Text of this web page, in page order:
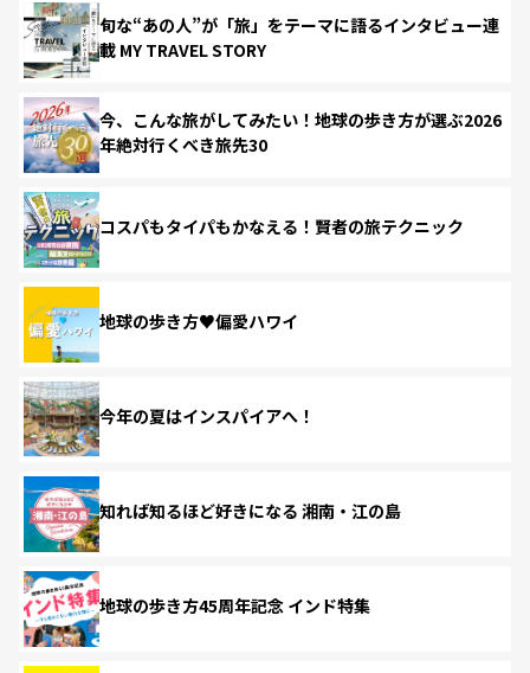
旬な“あの人”が「旅」をテーマに語るインタビュー連
載 MY TRAVEL STORY
今、こんな旅がしてみたい！地球の歩き方が選ぶ2026
年絶対行くべき旅先30
コスパもタイパもかなえる！賢者の旅テクニック
地球の歩き方♥偏愛ハワイ
今年の夏はインスパイアへ！
知れば知るほど好きになる 湘南・江の島
地球の歩き方45周年記念 インド特集